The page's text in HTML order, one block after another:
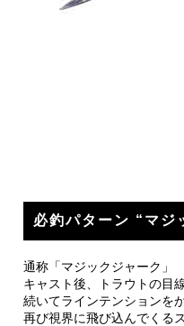
必釣パターン “マジ
通称「マジックジャーク」
キャスト後、トラウトの目
続いてラインテンションを
再び視界に飛び込んでくる